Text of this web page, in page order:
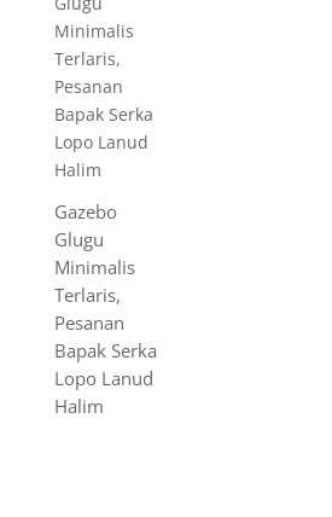
Gazebo
Glugu
Minimalis
Terlaris,
Pesanan
Bapak Serka
Lopo Lanud
Halim